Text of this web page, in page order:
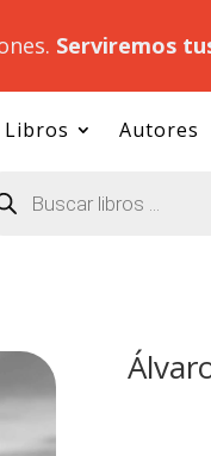
Serviremos
Libros Autores